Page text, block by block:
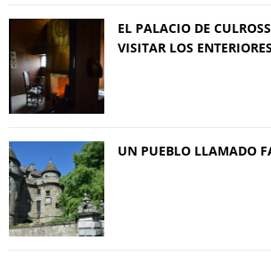
EL PALACIO DE
VISITAR LOS ENTERIORES
UN PUEBLO LLAMADO